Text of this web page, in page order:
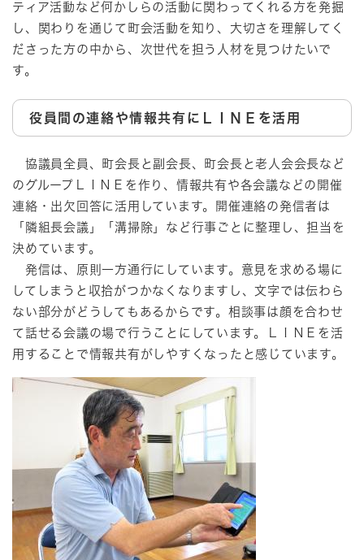
ティア活動など何かしらの活動に関わってくれる方を発掘
し、関わりを通じて町会活動を知り、大切さを理解してく
ださった方の中から、次世代を担う人材を見つけたいで
す。
役員間の連絡や情報共有にＬＩＮＥを活用
協議員全員、町会長と副会長、町会長と老人会会長など
のグループＬＩＮＥを作り、情報共有や各会議などの開催
連絡・出欠回答に活用しています。開催連絡の発信者は
「隣組長会議」「溝掃除」など行事ごとに整理し、担当を
決めています。
発信は、原則一方通行にしています。意見を求める場に
してしまうと収拾がつかなくなりますし、文字では伝わら
ない部分がどうしてもあるからです。相談事は顔を合わせ
て話せる会議の場で行うことにしています。ＬＩＮＥを活
用することで情報共有がしやすくなったと感じています。